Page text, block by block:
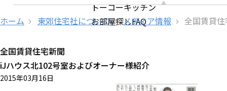
トーコーキッチン
お部屋探しFAQ
ホーム 東郊住宅社について メディア情報 全国賃貸
全国賃貸住宅新聞
iJハウス北102号室およびオーナー様紹介
2015年03月16日